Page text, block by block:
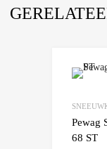
Pewag
68 ST